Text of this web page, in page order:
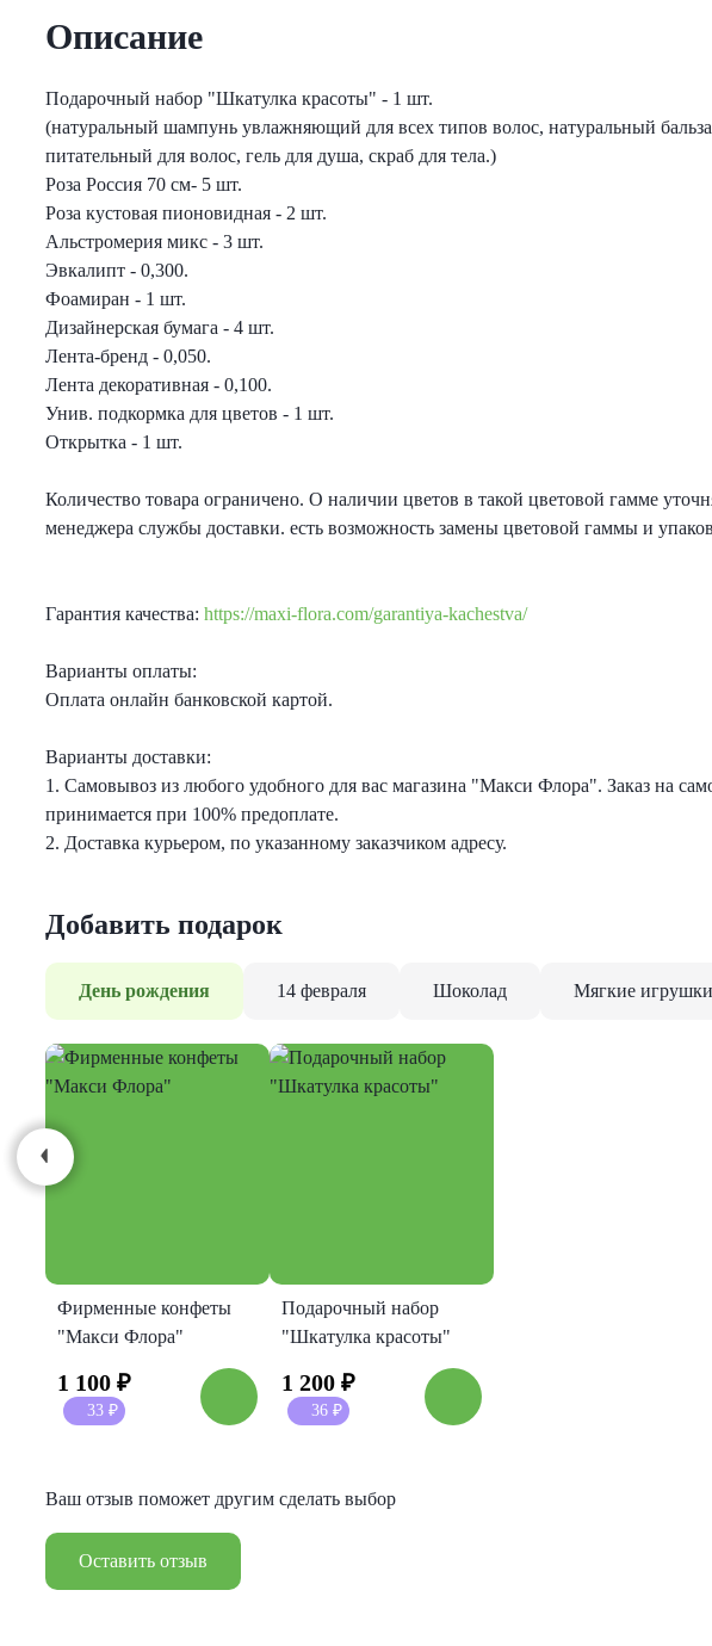
с тюльпанами
Описание
Подарочный набор "Шкатулка красоты" - 1 шт.
(натуральный шампунь увлажняющий для всех типов волос, натуральный
питательный для волос, гель для душа, скраб для тела.)
Роза Россия 70 см- 5 шт.
Роза кустовая пионовидная - 2 шт.
Альстромерия микс - 3 шт.
Эвкалипт - 0,300.
Фоамиран - 1 шт.
Дизайнерская бумага - 4 шт.
Лента-бренд - 0,050.
Лента декоративная - 0,100.
Унив. подкормка для цветов - 1 шт.
Открытка - 1 шт.
Количество товара ограничено. О наличии цветов в такой цветовой гамме
менеджера службы доставки. есть возможность замены цветовой гаммы и
Гарантия качества: https://maxi-flora.com/garantiya-kachestva/
Варианты оплаты:
Оплата онлайн банковской картой.
Варианты доставки:
1. Самовывоз из любого удобного для вас магазина "Макси Флора". Заказ на
принимается при 100% предоплате.
2. Доставка курьером, по указанному заказчиком адресу.
Добавить подарок
День рождения 14 февраля Шоколад Мягкие игрушки
Фирменные конфеты
"Макси Флора"
1 100 ₽
33 ₽
Подарочный набор
"Шкатулка красоты"
1 200 ₽
36 ₽
Ваш отзыв поможет другим сделать выбор
Оставить отзыв